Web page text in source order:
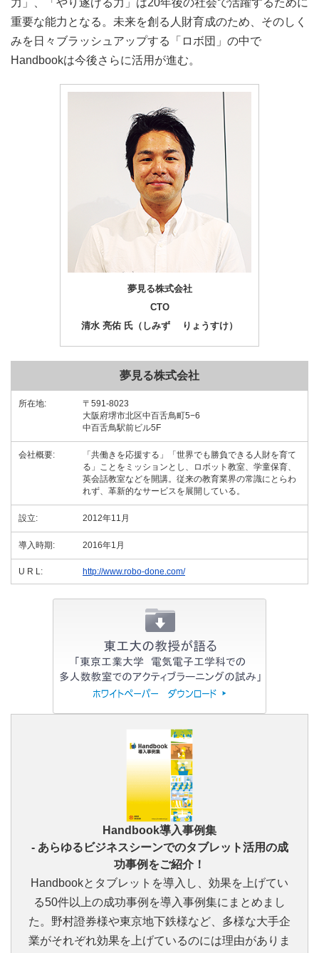
力」、「やり遂げる力」は20年後の社会で活躍するために
重要な能力となる。未来を創る人財育成のため、そのしく
みを日々ブラッシュアップする「ロボ団」の中で
Handbookは今後さらに活用が進む。
夢見る株式会社
CTO
清水 亮佑 氏（しみず りょうすけ）
夢見る株式会社
所在地:
〒591-8023
大阪府堺市北区中百舌鳥町5−6
中百舌鳥駅前ビル5F
会社概要:
「共働きを応援する」「世界でも勝負できる人財を育て
る」ことをミッションとし、ロボット教室、学童保育、
英会話教室などを開講。従来の教育業界の常識にとらわ
れず、革新的なサービスを展開している。
設立: 2012年11月
導入時期: 2016年1月
U R L: http://www.robo-done.com/
Handbook導入事例集
‐ あらゆるビジネスシーンでのタブレット活用の成
功事例をご紹介！
Handbookとタブレットを導入し、効果を上げてい
る50件以上の成功事例を導入事例集にまとめまし
た。野村證券様や東京地下鉄様など、多様な大手企
業がそれぞれ効果を上げているのには理由がありま